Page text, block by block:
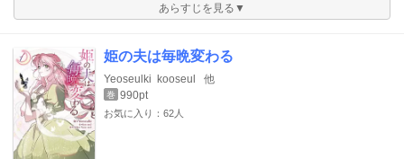
あらすじを見る▼
姫の夫は毎晩変わる
Yeoseulki kooseul 他
巻 990pt
お気に入り：62人